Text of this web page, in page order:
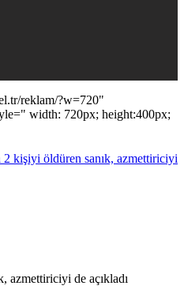
reklam/?w=720"
2 kişiyi öldüren sanık, azmettiriciyi